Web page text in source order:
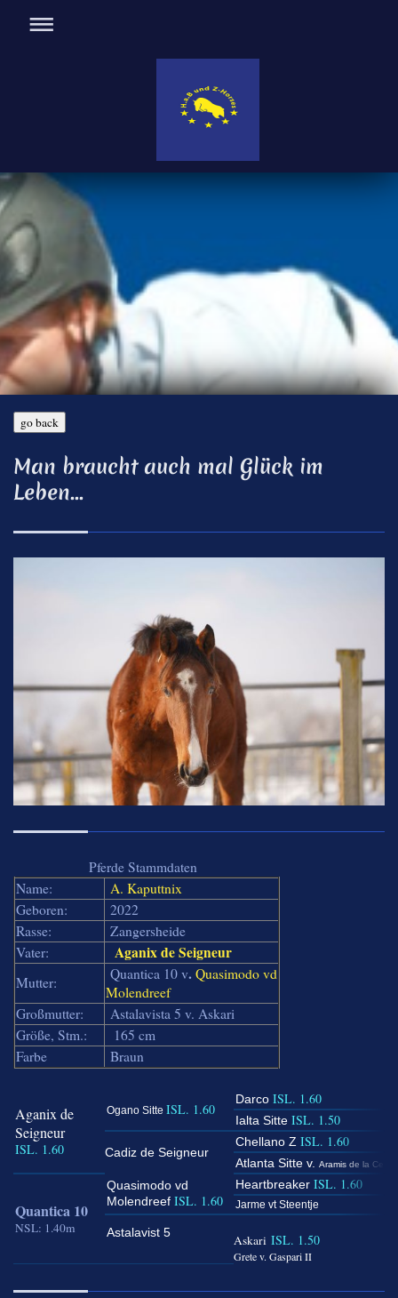
Man braucht auch mal Glück im
Leben...
Pferde Stammdaten
Name:
A. Kaputtnix
Geboren:
2022
Rasse:
Zangersheide
Vater:
Aganix de Seigneur
Mutter: Quantica 10 v. Quasimodo vd
Molendreef
Großmutter:
Astalavista 5 v. Askari
Größe, Stm.:
165 cm
Farbe
Braun
Aganix de
Seigneur
ISL. 1.60
Ogano Sitte ISL. 1.60
Darco ISL. 1.60
Ialta Sitte ISL. 1.50
Cadiz de Seigneur
Chellano Z ISL. 1.60
Atlanta Sitte v. Aramis de la Cense
Quantica 10
NSL: 1.40m
Quasimodo vd
Molendreef ISL. 1.60
Heartbreaker ISL. 1.60
Jarme vt Steentje
Astalavist 5 Askari ISL. 1.50
Grete v. Gaspari II